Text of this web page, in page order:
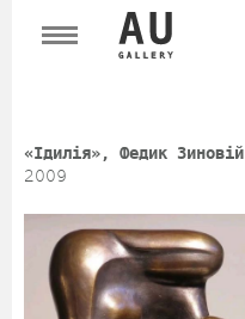
«Ідилія», Федик Зиновій
2009